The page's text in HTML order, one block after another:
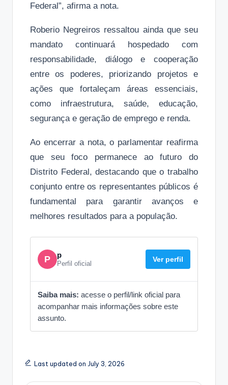
Federal”, afirma a nota.
Roberio Negreiros ressaltou ainda que seu
mandato continuará hospedado com
responsabilidade, diálogo e cooperação
entre os poderes, priorizando projetos e
ações que fortaleçam áreas essenciais,
como infraestrutura, saúde, educação,
segurança e geração de emprego e renda.
Ao encerrar a nota, o parlamentar reafirma
que seu foco permanece ao futuro do
Distrito Federal, destacando que o trabalho
conjunto entre os representantes públicos é
fundamental para garantir avanços e
melhores resultados para a população.
P p
Perfil oficial
Ver perfil
Saiba mais: acesse o perfil/link oficial para
acompanhar mais informações sobre este
assunto.
Last updated on July 3, 2026